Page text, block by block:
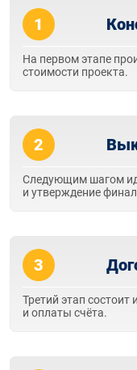
1
На первом этапе
стоимости проекта.
2
Следующим шагом
и утверждение
3
Третий этап состоит
и оплаты счёта.